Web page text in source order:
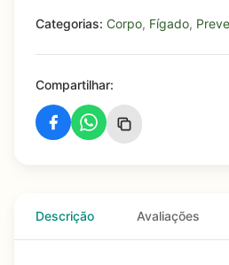
Categorias: Corpo, Fígado,
Compartilhar:
Descrição Avaliações